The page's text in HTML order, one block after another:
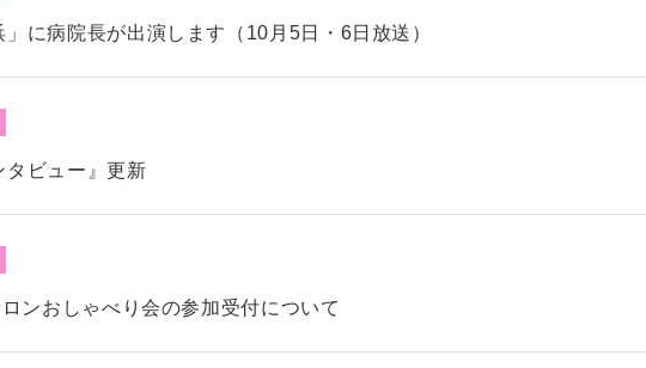
に病院長が出演します（10月5日・6日放送）
タビュー』更新
ンおしゃべり会の参加受付について